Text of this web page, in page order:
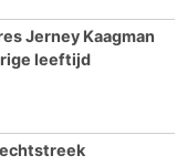
Jerney Kaagman
leeftijd